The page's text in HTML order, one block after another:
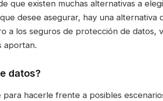
que existen muchas alternativas a
desee asegurar, hay una alternativa
a los seguros de protección de datos,
aportan.
datos?
hacerle frente a posibles